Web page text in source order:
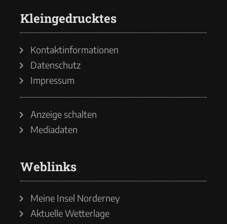
Kleingedrucktes
Kontaktinformationen
Datenschutz
Impressum
Anzeige schalten
Mediadaten
Weblinks
Meine Insel Norderney
Aktuelle Wetterlage